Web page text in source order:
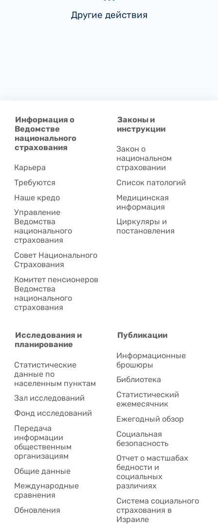
Другие действия
Информация о
Ведомстве
национального
страхования
Карьера
Требуются
Наше кредо
Управление
Ведомства
национального
страхования
Совет Национального
Cтрахования
Комитет пенсионеров
Ведомства
национального
страхования
Законы и
инструкции
Закон о
национальном
страховании
Список патологий
Медицинская
информация
Циркуляры и
постановления
Исследования и
планирование
Статистические
данные по
населенным пунктам
Зал исследований
Фонд исследований
Передача
информации
общественным
организациям
Общие данные
Международные
сравнения
Обновления
Публикации
Информационные
брошюры
Библиотека
Статистический
ежемесячник
Ежегодный обзор
Социальная
безопасность
Отчет о мастшабах
бедности и
социальных
различиях
Система социального
страхования в
Израиле